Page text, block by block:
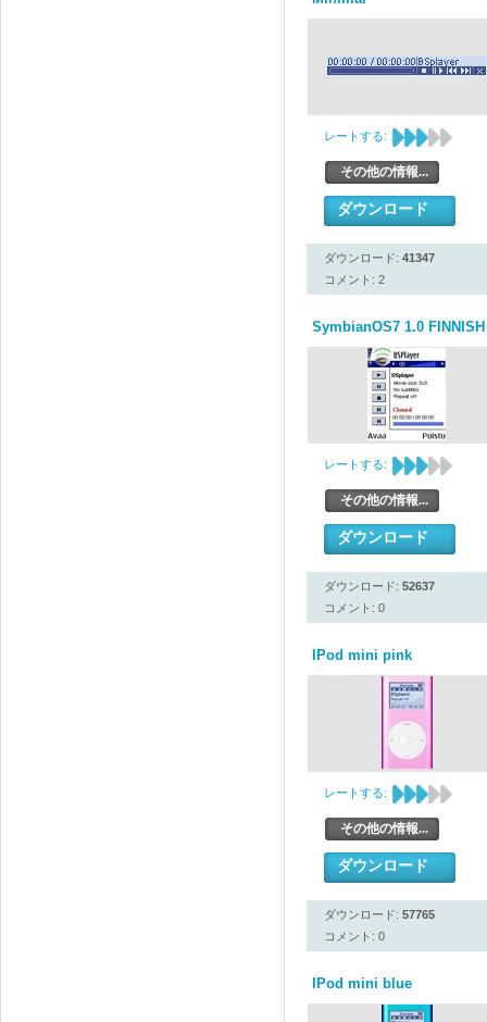
レートする:
その他の情報...
ダウンロード
ダウンロード: 41347
コメント: 2
SymbianOS7 1.0 FINNISH
レートする:
その他の情報...
ダウンロード
ダウンロード: 52637
コメント: 0
IPod mini pink
レートする:
その他の情報...
ダウンロード
ダウンロード: 57765
コメント: 0
IPod mini blue